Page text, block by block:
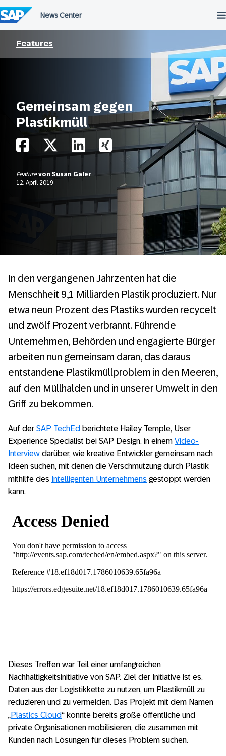
Features
Gemeinsam gegen
Plastikmüll
Featurevon Susan Galer
12. April 2019
In den vergangenen Jahrzenten hat die
Menschheit 9,1 Milliarden Plastik produziert. Nur
etwa neun Prozent des Plastiks wurden recycelt
und zwölf Prozent verbrannt. Führende
Unternehmen, Behörden und engagierte Bürger
arbeiten nun gemeinsam daran, das daraus
entstandene Plastikmüllproblem in den Meeren,
auf den Müllhalden und in unserer Umwelt in den
Griff zu bekommen.
Auf der SAP TechEd berichtete Hailey Temple, User
Experience Specialist bei SAP Design, in einem Video-
Interview darüber, wie kreative Entwickler gemeinsam nach
Ideen suchen, mit denen die Verschmutzung durch Plastik
mithilfe des Intelligenten Unternehmens gestoppt werden
kann.
Dieses Treffen war Teil einer umfangreichen
Nachhaltigkeitsinitiative von SAP. Ziel der Initiative ist es,
Daten aus der Logistikkette zu nutzen, um Plastikmüll zu
reduzieren und zu vermeiden. Das Projekt mit dem Namen
„Plastics Cloud“ konnte bereits große öffentliche und
private Organisationen mobilisieren, die zusammen mit
Kunden nach Lösungen für dieses Problem suchen.